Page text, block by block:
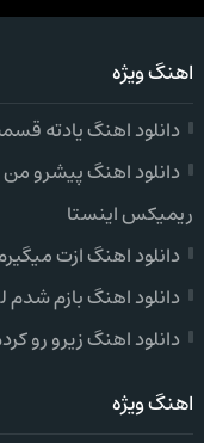
اهنگ ویژه
دانلود اهنگ یادته
دانلود اهنگ پیشرو
ریمیکس اینستا
دانلود اهنگ ازت
دانلود اهنگ بازم
دانلود اهنگ زیرو رو
اهنگ ویژه